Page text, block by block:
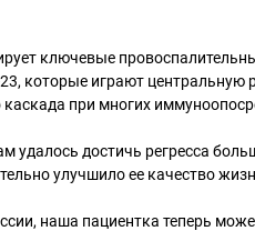
ключевые
которые играют центральную
при многих
удалось достичь регресса
улучшило ее качество
наша пациентка теперь